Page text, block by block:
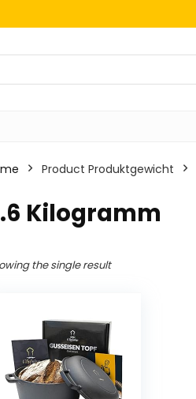
Product Produktgewicht
Kilogramm
the single result